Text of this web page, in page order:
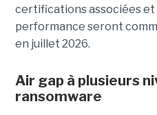
certifications associées et
performance seront
en juillet 2026.
Air gap à plusieurs
ransomware